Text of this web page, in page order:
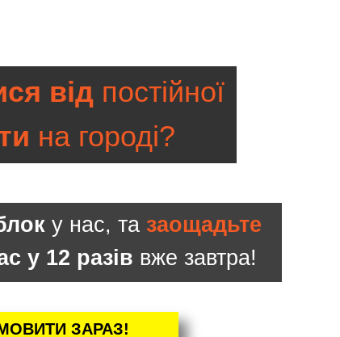
ЗАРАЗ!
у нас, та заощадьте
у 12 разів вже завтра!
відпостійної
на городі?